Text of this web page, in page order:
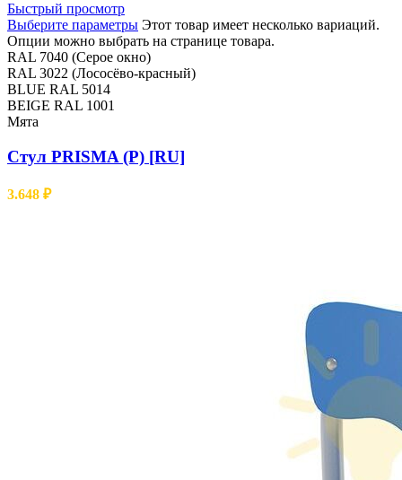
Быстрый просмотр
Выберите параметры Этот товар имеет несколько вариаций.
Опции можно выбрать на странице товара.
RAL 7040 (Серое окно)
RAL 3022 (Лососёво-красный)
BLUE RAL 5014
BEIGE RAL 1001
Мята
Стул PRISMA (Р) [RU]
3.648 ₽